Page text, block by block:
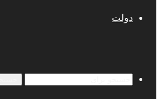
دولت